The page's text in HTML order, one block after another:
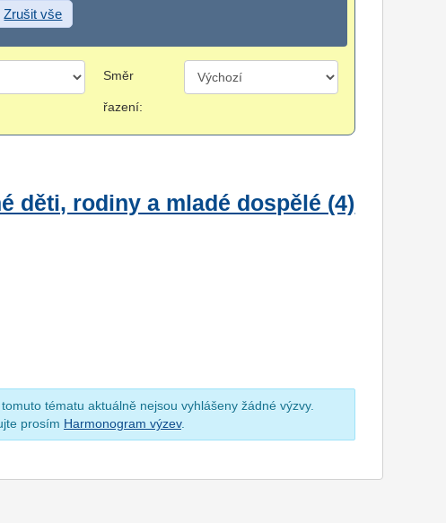
Zrušit vše
Směr
řazení:
děti, rodiny a mladé dospělé (4)
tématu aktuálně nejsou vyhlášeny žádné výzvy.
prosím Harmonogram výzev.